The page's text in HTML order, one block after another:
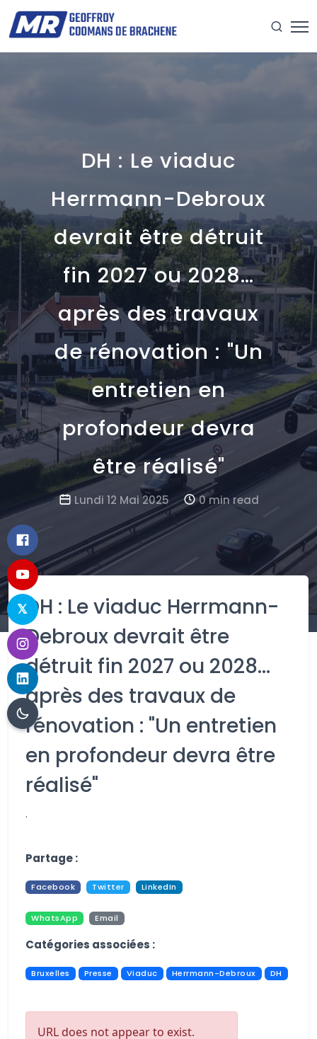
DH : Le viaduc
Herrmann-Debroux
devrait être détruit
fin 2027 ou 2028…
après des travaux
de rénovation : "Un
entretien en
profondeur devra
être réalisé"
Lundi 12 Mai 2025 0 min read
DH : Le viaduc Herrmann-
Debroux devrait être
détruit fin 2027 ou 2028…
après des travaux de
rénovation : "Un entretien
en profondeur devra être
réalisé"
.
Partage :
Facebook Twitter LinkedIn
WhatsApp Email
Catégories associées :
Bruxelles Presse Viaduc Herrmann-Debroux DH